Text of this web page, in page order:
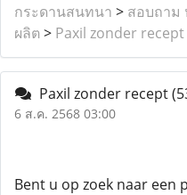
กระดานสนทนา > สอบถาม
ผลิต > Paxil zonder recept
Paxil zonder recept
6 ส.ค. 2568 03:00
Bent u op zoek naar een